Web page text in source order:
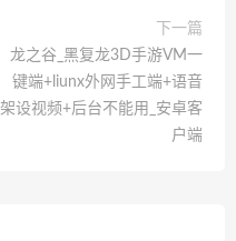
下一篇
龙之谷_黑复龙3D手游VM一
键端+liunx外网手工端+语音
架设视频+后台不能用_安卓客
户端